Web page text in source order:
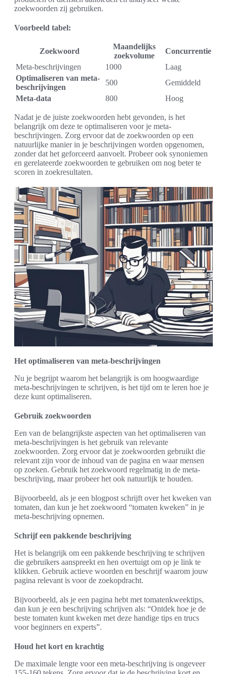
zoekwoorden zij gebruiken.
Voorbeeld tabel:
Zoekwoord
Maandelijks
zoekvolume
Concurrentie
Meta-beschrijvingen
1000
Laag
Optimaliseren van meta-
beschrijvingen
500
Gemiddeld
Meta-data
800 Hoog
Nadat je de juiste zoekwoorden hebt gevonden, is het
belangrijk om deze te optimaliseren voor je meta-
beschrijvingen. Zorg ervoor dat de zoekwoorden op een
natuurlijke manier in je beschrijvingen worden opgenomen,
zonder dat het geforceerd aanvoelt. Probeer ook synoniemen
en gerelateerde zoekwoorden te gebruiken om nog beter te
scoren in zoekresultaten.
Het optimaliseren van meta-beschrijvingen
Nu je begrijpt waarom het belangrijk is om hoogwaardige
meta-beschrijvingen te schrijven, is het tijd om te leren hoe je
deze kunt optimaliseren.
Gebruik zoekwoorden
Een van de belangrijkste aspecten van het optimaliseren van
meta-beschrijvingen is het gebruik van relevante
zoekwoorden. Zorg ervoor dat je zoekwoorden gebruikt die
relevant zijn voor de inhoud van de pagina en waar mensen
op zoeken. Gebruik het zoekwoord regelmatig in de meta-
beschrijving, maar probeer het ook natuurlijk te houden.
Bijvoorbeeld, als je een blogpost schrijft over het kweken van
tomaten, dan kun je het zoekwoord “tomaten kweken” in je
meta-beschrijving opnemen.
Schrijf een pakkende beschrijving
Het is belangrijk om een pakkende beschrijving te schrijven
die gebruikers aanspreekt en hen overtuigt om op je link te
klikken. Gebruik actieve woorden en beschrijf waarom jouw
pagina relevant is voor de zoekopdracht.
Bijvoorbeeld, als je een pagina hebt met tomatenkweektips,
dan kun je een beschrijving schrijven als: “Ontdek hoe je de
beste tomaten kunt kweken met deze handige tips en trucs
voor beginners en experts”.
Houd het kort en krachtig
De maximale lengte voor een meta-beschrijving is ongeveer